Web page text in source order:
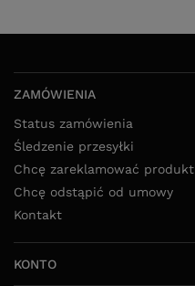
ZAMÓWIENIA
Status zamówienia
Śledzenie przesyłki
Chcę zareklamować produkt
Chcę odstąpić od umowy
Kontakt
KONTO